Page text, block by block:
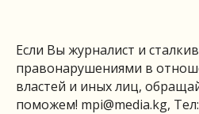
Если Вы журналист и
правонарушениями в
властей и иных лиц,
поможем! mpi@media.kg,